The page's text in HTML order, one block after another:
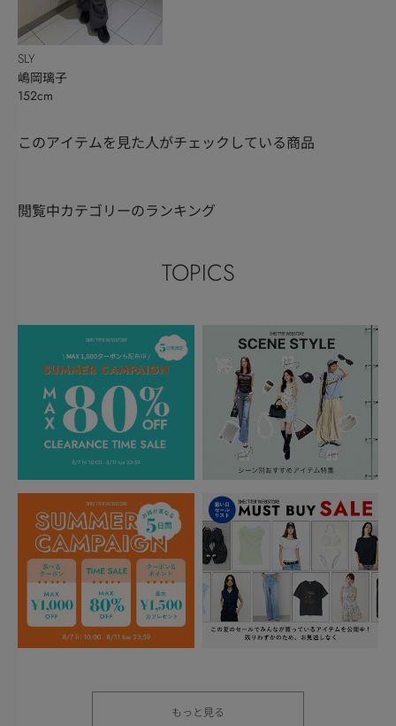
SLY
嶋岡璃子
152cm
このアイテムを見た人がチェックしている商品
閲覧中カテゴリーのランキング
TOPICS
もっと見る